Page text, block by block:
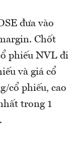
đưa vào
Chốt
phiếu NVL đi
và giá cổ
cổ phiếu, cao
trong 1